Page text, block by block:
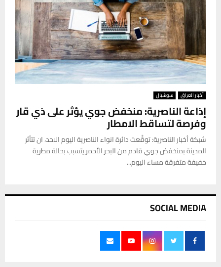
أخبار العراق سوشيال
إذاعة الناصرية: منخفض جوي يؤثر على ذي قار
وفرصة لتساقط الامطار
شبكة أخبار الناصرية: توقَّعت دائرة انواء الناصرية اليوم الاحد، ان تتأثر
المدينة بمنخفض جوي قادم من البحر الأحمر يتسبب بحالة مطرية
خفيفة متفرقة مساء اليوم...
SOCIAL MEDIA